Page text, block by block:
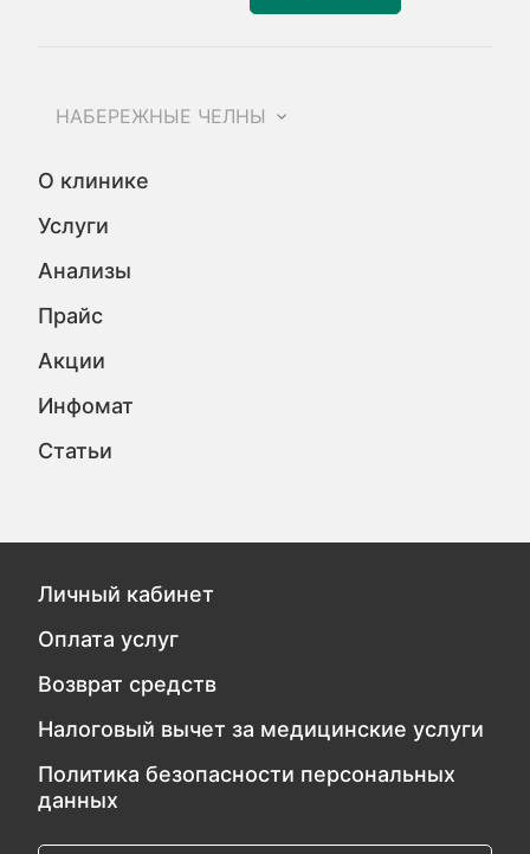
НАБЕРЕЖНЫЕ ЧЕЛНЫ
О клинике
Услуги
Анализы
Прайс
Акции
Инфомат
Статьи
Личный кабинет
Оплата услуг
Возврат средств
Налоговый вычет за медицинские услуги
Политика безопасности персональных
данных